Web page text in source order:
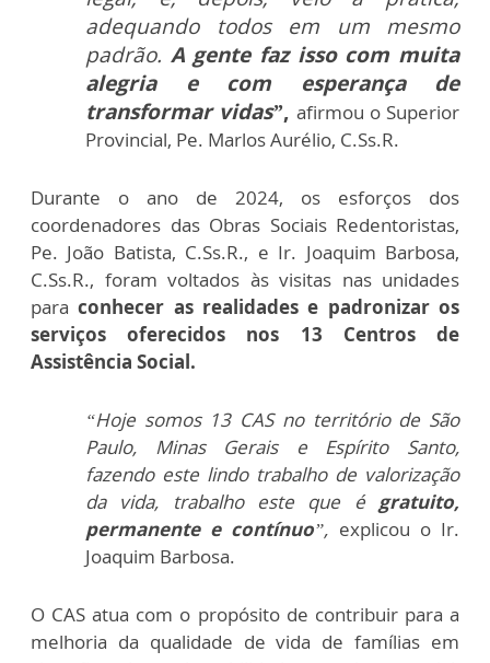
adequando todos em um mesmo
padrão. A gente faz isso com muita
alegria e com esperança de
transformar vidas”, afirmou o Superior
Provincial, Pe. Marlos Aurélio, C.Ss.R.
Durante o ano de 2024, os esforços dos
coordenadores das Obras Sociais Redentoristas,
Pe. João Batista, C.Ss.R., e Ir. Joaquim Barbosa,
C.Ss.R., foram voltados às visitas nas unidades
paraconhecer as realidades e padronizar os
serviços oferecidos nos 13 Centros de
Assistência Social.
“Hoje somos 13 CAS no território de São
Paulo, Minas Gerais e Espírito Santo,
fazendo este lindo trabalho de valorização
da vida, trabalho este que égratuito,
permanente e contínuo”, explicou o Ir.
Joaquim Barbosa.
O CAS atua com o propósito de contribuir para a
melhoria da qualidade de vida de famílias em